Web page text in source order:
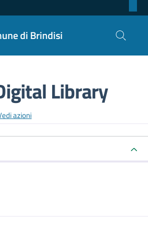
di Brindisi
Library
punto di contatto
azioni